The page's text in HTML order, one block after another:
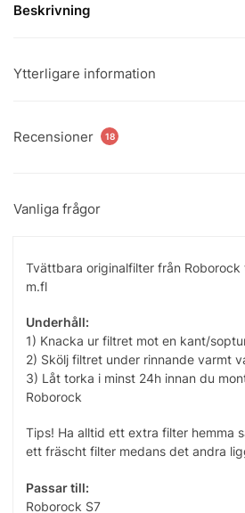
Beskrivning
Ytterligare information
Recensioner 18
Vanliga frågor
Tvättbara originalfilter från Roborock
m.fl
Underhåll:
1) Knacka ur filtret mot en kant/
2) Skölj filtret under rinnande varmt
3) Låt torka i minst 24h innan du
Roborock
Tips! Ha alltid ett extra filter hemma
ett fräscht filter medans det andra
Passar till:
Roborock S7